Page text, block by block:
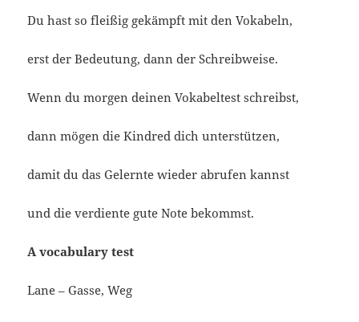
Du hast so fleißig gekämpft mit den Vokabeln,
erst der Bedeutung, dann der Schreibweise.
Wenn du morgen deinen Vokabeltest schreibst,
dann mögen die Kindred dich unterstützen,
damit du das Gelernte wieder abrufen kannst
und die verdiente gute Note bekommst.
A vocabulary test
Lane – Gasse, Weg